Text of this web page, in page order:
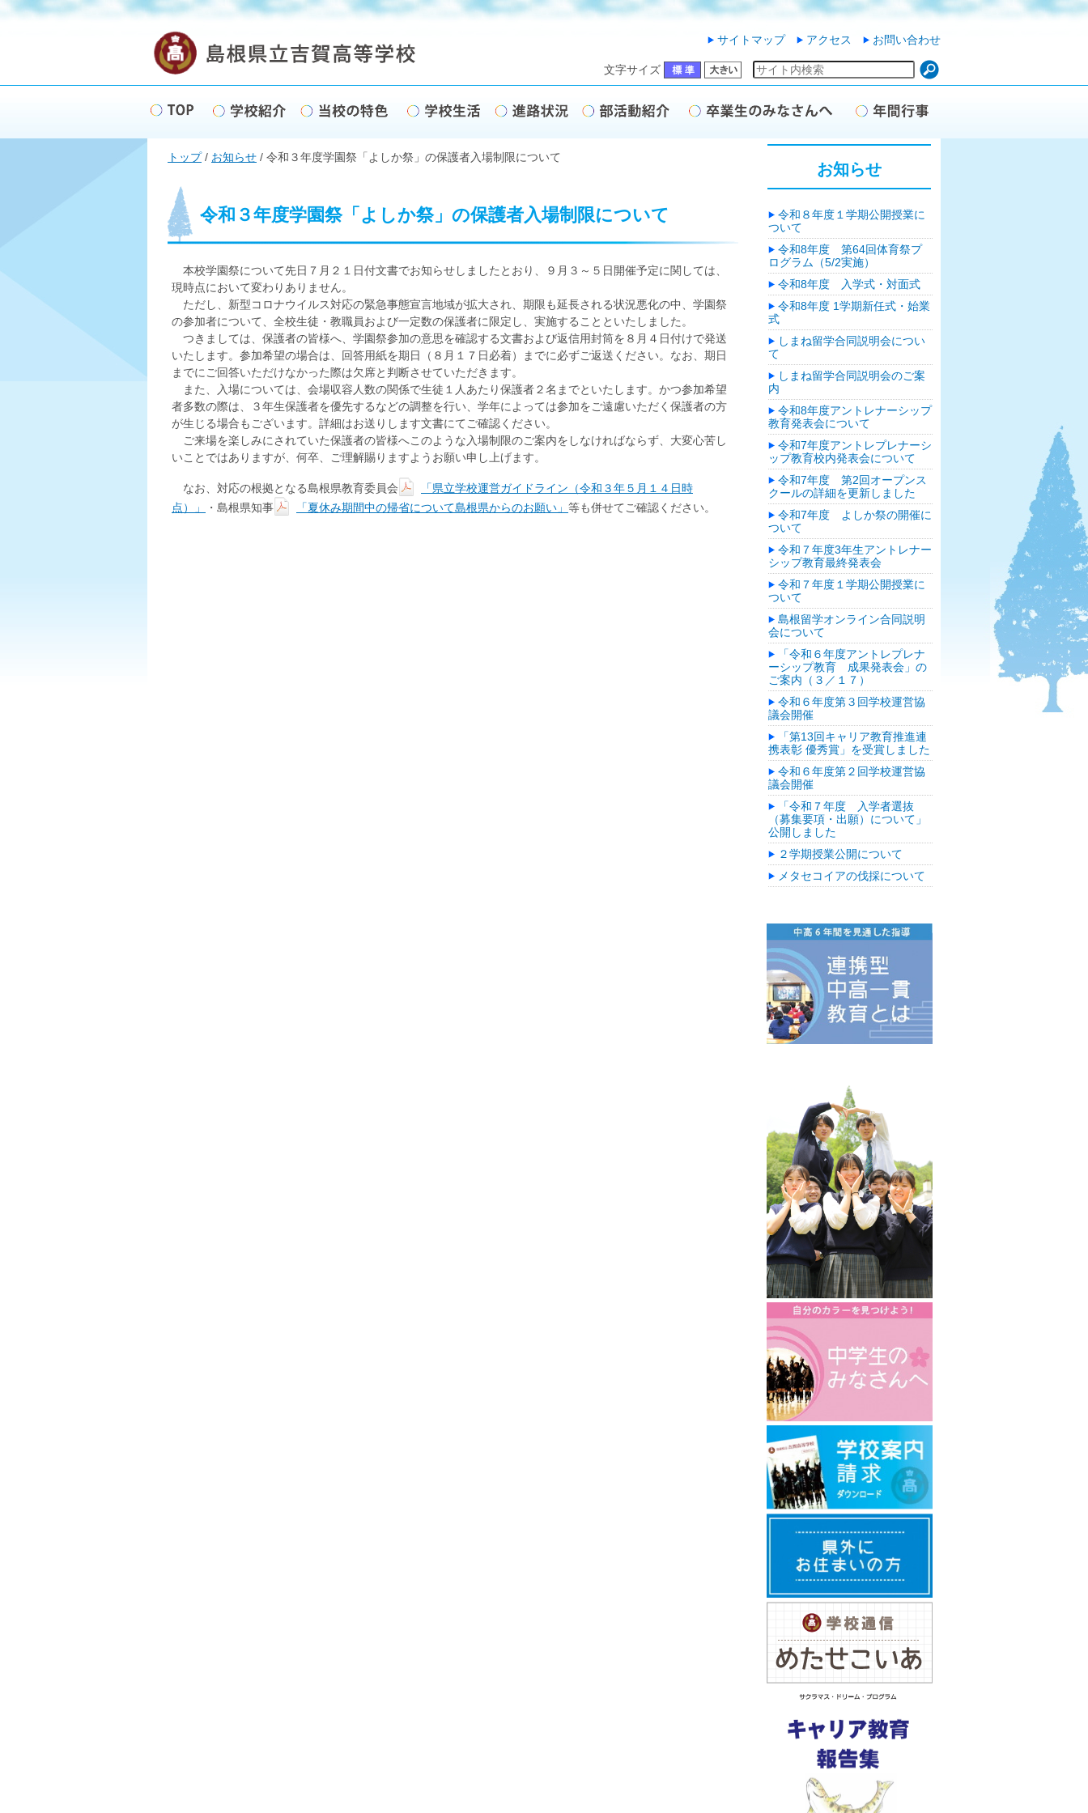
このページの本文へ
サイトマップ アクセス お問い合わせ
文字サイズ
現
位
置：
トップ/ お知らせ / 令和３年度学園祭「よしか祭」の保護者入場制限について
令和３年度学園祭「よしか祭」の保護者入場制限について
本校学園祭について先日７月２１日付文書でお知らせしましたとおり、９月３～５日開催予定に関しては、
現時点において変わりありません。
ただし、新型コロナウイルス対応の緊急事態宣言地域が拡大され、期限も延長される状況悪化の中、学園祭
の参加者について、全校生徒・教職員および一定数の保護者に限定し、実施することといたしました。
つきましては、保護者の皆様へ、学園祭参加の意思を確認する文書および返信用封筒を８月４日付けで発送
いたします。参加希望の場合は、回答用紙を期日（８月１７日必着）までに必ずご返送ください。なお、期日
までにご回答いただけなかった際は欠席と判断させていただきます。
また、入場については、会場収容人数の関係で生徒１人あたり保護者２名までといたします。かつ参加希望
者多数の際は、３年生保護者を優先するなどの調整を行い、学年によっては参加をご遠慮いただく保護者の方
が生じる場合もございます。詳細はお送りします文書にてご確認ください。
ご来場を楽しみにされていた保護者の皆様へこのような入場制限のご案内をしなければならず、大変心苦し
いことではありますが、何卒、ご理解賜りますようお願い申し上げます。
なお、対応の根拠となる島根県教育委員会
「県立学校運営ガイドライン（令和３年５月１４日時
点）」
・島根県知事 「夏休み期間中の帰省について島根県からのお願い」 等も併せてご確認ください。
お知らせ
令和８年度１学期公開授業に
ついて
令和8年度 第64回体育祭プ
ログラム（5/2実施）
令和8年度 入学式・対面式
令和8年度 1学期新任式・始業
式
しまね留学合同説明会につい
て
しまね留学合同説明会のご案
内
令和8年度アントレナーシップ
教育発表会について
令和7年度アントレプレナーシ
ップ教育校内発表会について
令和7年度 第2回オープンス
クールの詳細を更新しました
令和7年度 よしか祭の開催に
ついて
令和７年度3年生アントレナー
シップ教育最終発表会
令和７年度１学期公開授業に
ついて
島根留学オンライン合同説明
会について
「令和６年度アントレプレナ
ーシップ教育 成果発表会」の
ご案内（３／１７）
令和６年度第３回学校運営協
議会開催
「第13回キャリア教育推進連
携表彰 優秀賞」を受賞しました
令和６年度第２回学校運営協
議会開催
「令和７年度 入学者選抜
（募集要項・出願）について」
公開しました
２学期授業公開について
メタセコイアの伐採について